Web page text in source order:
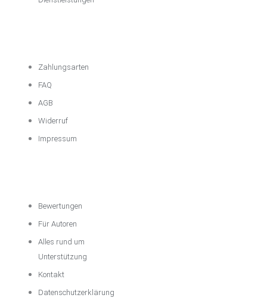
Zahlungsarten
FAQ
AGB
Widerruf
Impressum
Bewertungen
Für Autoren
Alles rund um
Unterstützung
Kontakt
Datenschutzerklärung